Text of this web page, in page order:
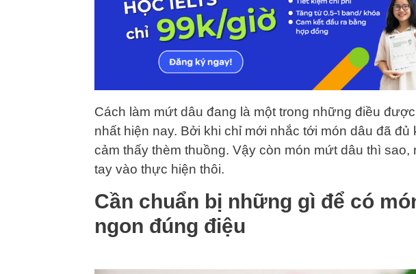
Cách làm mứt dâu đang là một trong những điều
nhất hiện nay. Bởi khi chỉ mới nhắc tới món dâu đã
cảm thấy thèm thuồng. Vậy còn món mứt dâu thì
tay vào thực hiện thôi.
Cần chuẩn bị những gì để có
ngon đúng điệu